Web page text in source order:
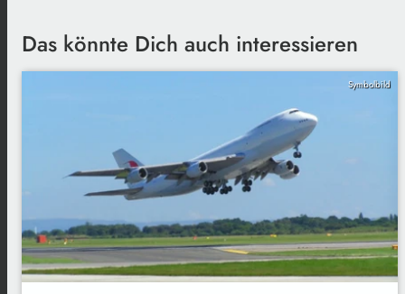
Das könnte Dich auch interessieren
Symbolbild